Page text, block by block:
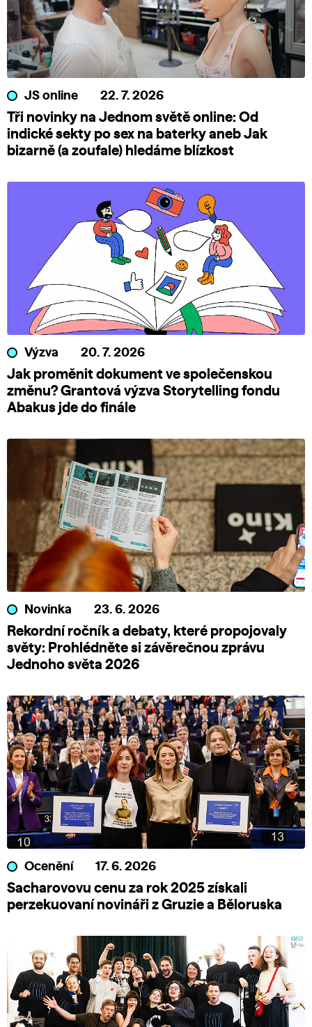
JS online 22. 7. 2026
Tři novinky na Jednom světě online: Od
indické sekty po sex na baterky aneb Jak
bizarně (a zoufale) hledáme blízkost
Výzva 20. 7. 2026
Jak proměnit dokument ve společenskou
změnu? Grantová výzva Storytelling fondu
Abakus jde do finále
Novinka 23. 6. 2026
Rekordní ročník a debaty, které propojovaly
světy: Prohlédněte si závěrečnou zprávu
Jednoho světa 2026
Ocenění 17. 6. 2026
Sacharovovu cenu za rok 2025 získali
perzekuovaní novináři z Gruzie a Běloruska